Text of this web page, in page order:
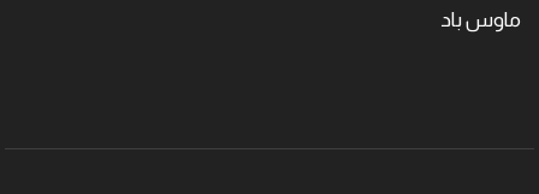
ماوس باد